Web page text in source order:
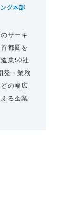
ング本部
サーキ
都圏を
業50社
発・業務
の幅広
る企業